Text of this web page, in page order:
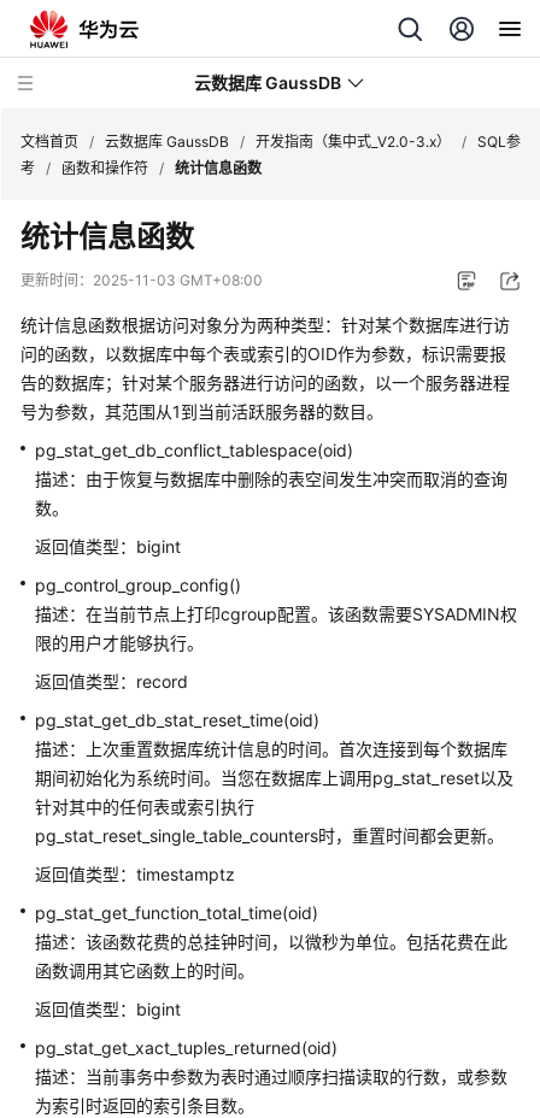
云数据库 GaussDB
最
新
动
服
务
公
产
品
介
计
费
说
快
速
入
门
户
指
南
发
指
南
文档首页 / 云数据库 GaussDB / 开发指南（集中式_V2.0-3.x） / SQL参
考 / 函数和操作符 / 统计信息函数
统计信息函数
更新时间： 2025-11-03 GMT+08:00
统计信息函数根据访问对象分为两种类型：针对某个数据库进行访
问的函数，以数据库中每个表或索引的OID作为参数，标识需要报
告的数据库；针对某个服务器进行访问的函数，以一个服务器进程
号为参数，其范围从1到当前活跃服务器的数目。
pg_stat_get_db_conflict_tablespace(oid)
描述：由于恢复与数据库中删除的表空间发生冲突而取消的查询
数。
返回值类型：bigint
pg_control_group_config()
描述：在当前节点上打印cgroup配置。该函数需要SYSADMIN权
限的用户才能够执行。
返回值类型：record
pg_stat_get_db_stat_reset_time(oid)
描述：上次重置数据库统计信息的时间。首次连接到每个数据库
期间初始化为系统时间。当您在数据库上调用pg_stat_reset以及
针对其中的任何表或索引执行
pg_stat_reset_single_table_counters时，重置时间都会更新。
返回值类型：timestamptz
pg_stat_get_function_total_time(oid)
描述：该函数花费的总挂钟时间，以微秒为单位。包括花费在此
函数调用其它函数上的时间。
返回值类型：bigint
pg_stat_get_xact_tuples_returned(oid)
描述：当前事务中参数为表时通过顺序扫描读取的行数，或参数
为索引时返回的索引条目数。